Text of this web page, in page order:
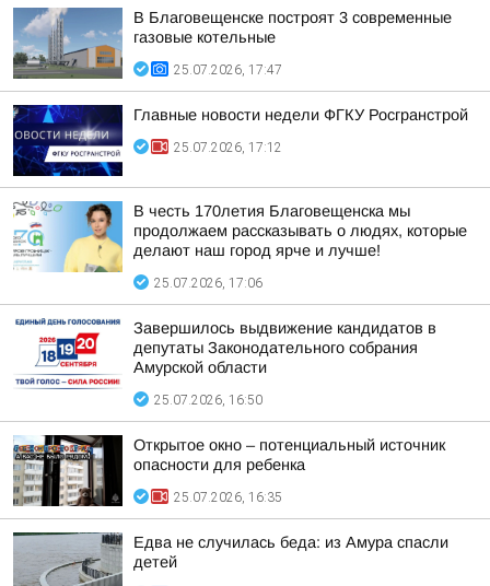
В Благовещенске построят 3 современные
газовые котельные
25.07.2026, 17:47
Главные новости недели ФГКУ Росгранстрой
25.07.2026, 17:12
В честь 170летия Благовещенска мы
продолжаем рассказывать о людях, которые
делают наш город ярче и лучше!
25.07.2026, 17:06
Завершилось выдвижение кандидатов в
депутаты Законодательного собрания
Амурской области
25.07.2026, 16:50
Открытое окно – потенциальный источник
опасности для ребенка
25.07.2026, 16:35
Едва не случилась беда: из Амура спасли
детей